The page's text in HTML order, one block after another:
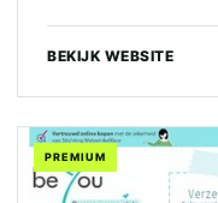
BEKIJK WEBSITE
PREMIUM